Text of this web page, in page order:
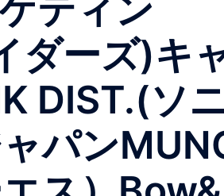
ダーズ)キ
DIST.(ソ
パン